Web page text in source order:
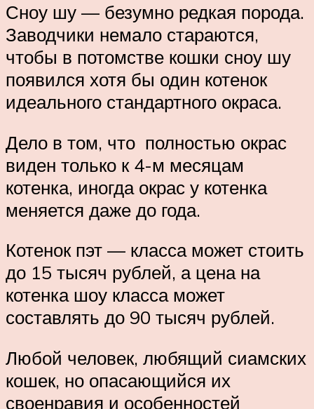
Сноу шу — безумно редкая порода.
Заводчики немало стараются,
чтобы в потомстве кошки сноу шу
появился хотя бы один котенок
идеального стандартного окраса.
Дело в том, что полностью окрас
виден только к 4-м месяцам
котенка, иногда окрас у котенка
меняется даже до года.
Котенок пэт — класса может стоить
до 15 тысяч рублей, а цена на
котенка шоу класса может
составлять до 90 тысяч рублей.
Любой человек, любящий сиамских
кошек, но опасающийся их
своенравия и особенностей